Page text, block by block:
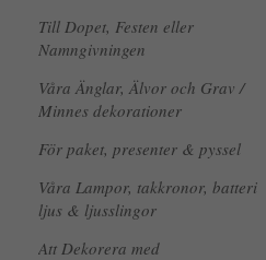
Till Dopet, Festen eller
Namngivningen
Våra Änglar, Älvor och Grav /
Minnes dekorationer
För paket, presenter & pyssel
Våra Lampor, takkronor, batteri
ljus & ljusslingor
Att Dekorera med